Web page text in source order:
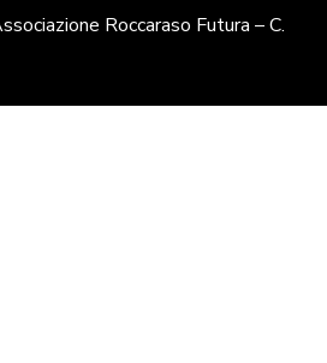
Roccaraso Futura – C.